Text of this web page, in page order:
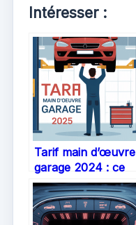
Intéresser :
Tarif main d’œuvre
garage 2024 : ce
qu’il faut vraiment
savoir